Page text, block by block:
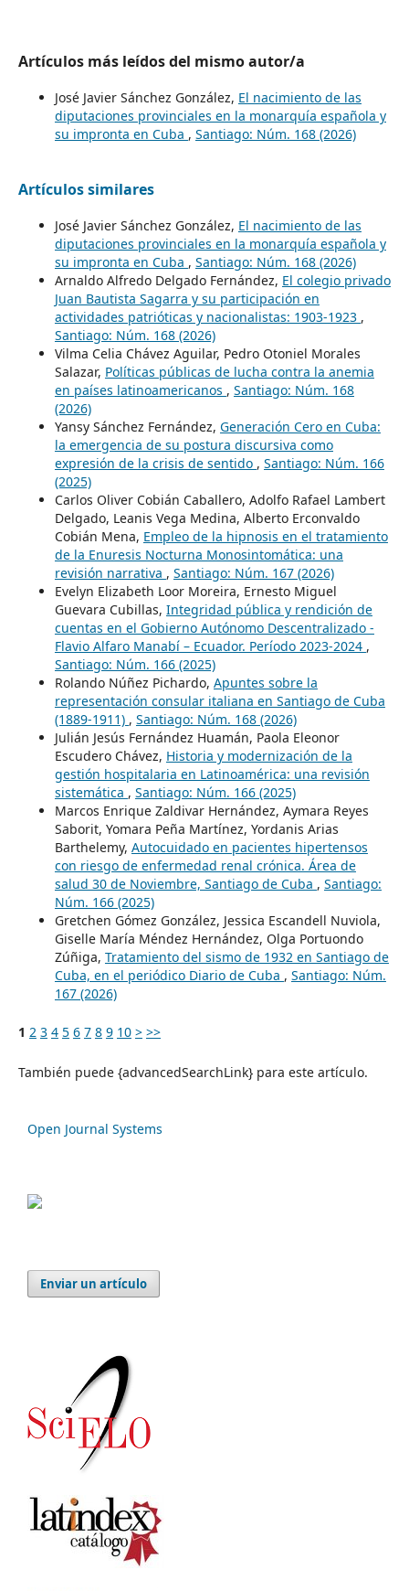
Artículos más leídos del mismo autor/a
José Javier Sánchez González, El nacimiento de las
diputaciones provinciales en la monarquía española y
su impronta en Cuba , Santiago: Núm. 168 (2026)
Artículos similares
José Javier Sánchez González, El nacimiento de las
diputaciones provinciales en la monarquía española y
su impronta en Cuba , Santiago: Núm. 168 (2026)
Arnaldo Alfredo Delgado Fernández, El colegio privado
Juan Bautista Sagarra y su participación en
actividades patrióticas y nacionalistas: 1903-1923 ,
Santiago: Núm. 168 (2026)
Vilma Celia Chávez Aguilar, Pedro Otoniel Morales
Salazar, Políticas públicas de lucha contra la anemia
en países latinoamericanos , Santiago: Núm. 168
(2026)
Yansy Sánchez Fernández, Generación Cero en Cuba:
la emergencia de su postura discursiva como
expresión de la crisis de sentido , Santiago: Núm. 166
(2025)
Carlos Oliver Cobián Caballero, Adolfo Rafael Lambert
Delgado, Leanis Vega Medina, Alberto Erconvaldo
Cobián Mena, Empleo de la hipnosis en el tratamiento
de la Enuresis Nocturna Monosintomática: una
revisión narrativa , Santiago: Núm. 167 (2026)
Evelyn Elizabeth Loor Moreira, Ernesto Miguel
Guevara Cubillas, Integridad pública y rendición de
cuentas en el Gobierno Autónomo Descentralizado -
Flavio Alfaro Manabí – Ecuador. Período 2023-2024 ,
Santiago: Núm. 166 (2025)
Rolando Núñez Pichardo, Apuntes sobre la
representación consular italiana en Santiago de Cuba
(1889-1911) , Santiago: Núm. 168 (2026)
Julián Jesús Fernández Huamán, Paola Eleonor
Escudero Chávez, Historia y modernización de la
gestión hospitalaria en Latinoamérica: una revisión
sistemática , Santiago: Núm. 166 (2025)
Marcos Enrique Zaldivar Hernández, Aymara Reyes
Saborit, Yomara Peña Martínez, Yordanis Arias
Barthelemy, Autocuidado en pacientes hipertensos
con riesgo de enfermedad renal crónica. Área de
salud 30 de Noviembre, Santiago de Cuba , Santiago:
Núm. 166 (2025)
Gretchen Gómez González, Jessica Escandell Nuviola,
Giselle María Méndez Hernández, Olga Portuondo
Zúñiga, Tratamiento del sismo de 1932 en Santiago de
Cuba, en el periódico Diario de Cuba , Santiago: Núm.
167 (2026)
1 2 3 4 5 6 7 8 9 10 > >>
También puede {advancedSearchLink} para este artículo.
Open Journal Systems
Enviar un artículo